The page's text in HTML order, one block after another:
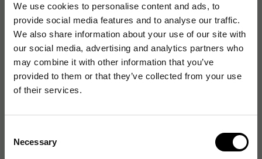
We use cookies to personalise content and ads, to
provide social media features and to analyse our traffic.
We also share information about your use of our site with
our social media, advertising and analytics partners who
may combine it with other information that you’ve
provided to them or that they’ve collected from your use
of their services.
Selection
Necessary
Produktspecifikationer
Material Nyfiber
Storlek 60 x 195 cm
Engångs/Tvättbar